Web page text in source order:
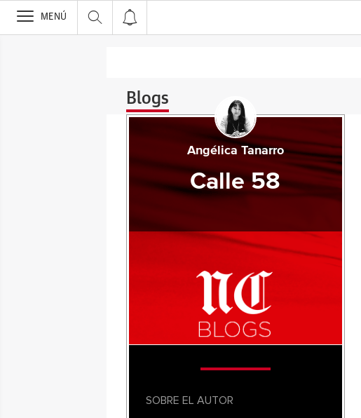
>
MENÚ
Blogs
Angélica Tanarro
Calle 58
SOBRE EL AUTOR